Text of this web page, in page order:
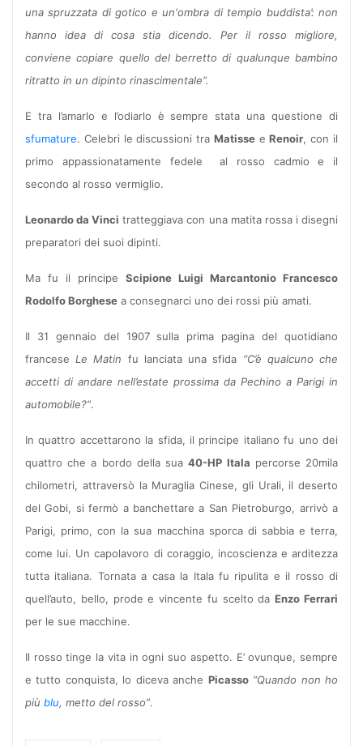
una spruzzata di gotico e un'ombra di tempio buddista’: non
hanno idea di cosa stia dicendo. Per il rosso migliore,
conviene copiare quello del berretto di qualunque bambino
ritratto in un dipinto rinascimentale”.
E tra l’amarlo e l’odiarlo è sempre stata una questione di
sfumature. Celebri le discussioni tra MatisseeRenoir, con il
primo appassionatamente fedele
al rosso cadmio e il
secondo al rosso vermiglio.
Leonardo da Vinci tratteggiava con una matita rossa i disegni
preparatori dei suoi dipinti.
Ma fu il principe Scipione Luigi Marcantonio Francesco
Rodolfo Borghese a consegnarci uno dei rossi più amati.
Il 31 gennaio del 1907 sulla prima pagina del quotidiano
franceseLe Matin fu lanciata una sfida “C’è qualcuno che
accetti di andare nell’estate prossima da Pechino a Parigi in
automobile?”.
In quattro accettarono la sfida, il principe italiano fu uno dei
quattro che a bordo della sua40-HP Itala percorse 20mila
chilometri, attraversò la Muraglia Cinese, gli Urali, il deserto
del Gobi, si fermò a banchettare a San Pietroburgo, arrivò a
Parigi, primo, con la sua macchina sporca di sabbia e terra,
come lui. Un capolavoro di coraggio, incoscienza e arditezza
tutta italiana. Tornata a casa la Itala fu ripulita e il rosso di
quell’auto, bello, prode e vincente fu scelto daEnzo Ferrari
per le sue macchine.
Il rosso tinge la vita in ogni suo aspetto. E’ ovunque, sempre
e tutto conquista, lo diceva anche Picasso “Quando non ho
più blu, metto del rosso”.